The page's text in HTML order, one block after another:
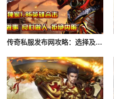
传奇私服发布网攻略：选择及登录流程解析